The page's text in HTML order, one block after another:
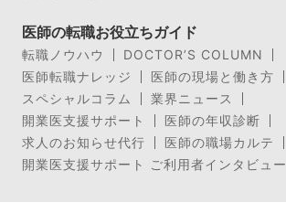
医師の転職お役立ちガイド
転職ノウハウ
DOCTOR’S COLUMN
医師転職ナレッジ
医師の現場と働き方
スペシャルコラム
業界ニュース
開業医支援サポート
医師の年収診断
求人のお知らせ代行
医師の職場カルテ
開業医支援サポート ご利用者インタビュー